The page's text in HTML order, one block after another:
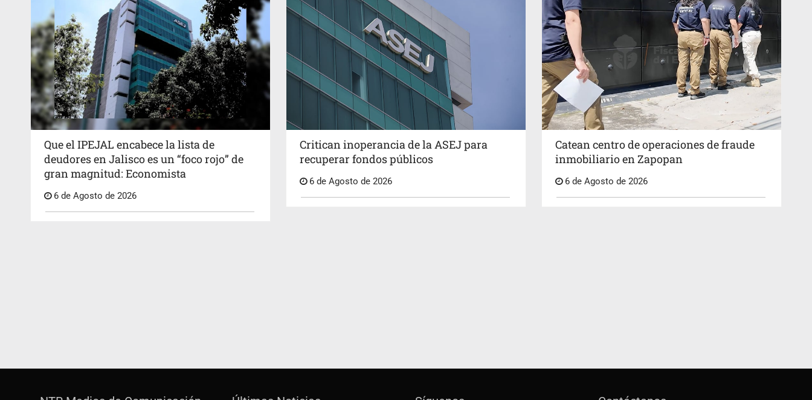
Que el IPEJAL encabece la lista de
deudores en Jalisco es un “foco rojo” de
gran magnitud: Economista
6 de Agosto de 2026
Critican inoperancia de la ASEJ para
recuperar fondos públicos
6 de Agosto de 2026
Catean centro de operaciones de fraude
inmobiliario en Zapopan
6 de Agosto de 2026